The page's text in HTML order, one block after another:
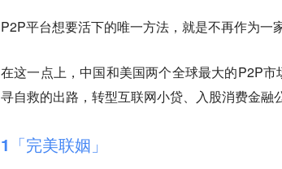
P2P平台想要活下的唯一方法，就是不再作为一
在这一点上，中国和美国两个全球最大的P2P
寻自救的出路，转型互联网小贷、入股消费金融
1 「完美联姻」